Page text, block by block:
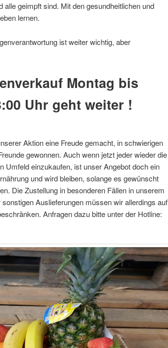
alle geimpft sind. Mit den gesundheitlichen und
lernen.
ist weiter wichtig, aber
Montag bis
Uhr geht weiter !
Aktion eine Freude gemacht, in schwierigen
gewonnen. Auch wenn jetzt jeder wieder die
Umfeld einzukaufen, ist unser Angebot doch ein
und wird bleiben, solange es gewünscht
Die Zustellung in besonderen Fällen in unserem
Auslieferungen müssen wir allerdings auf
Anfragen dazu bitte unter der Hotline: